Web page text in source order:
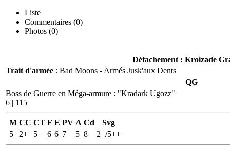
Liste
Commentaires (0)
Photos (0)
Détachement : Kroizade
Trait d'armée : Bad Moons - Armés Jusk'aux Dents
QG
Boss de Guerre en Méga-armure : "Kradark Ugozz"
6 | 115
M CC CT F E PV A Cd
Svg
5
2+ 5+ 6 6 7 5 8 2+/5++